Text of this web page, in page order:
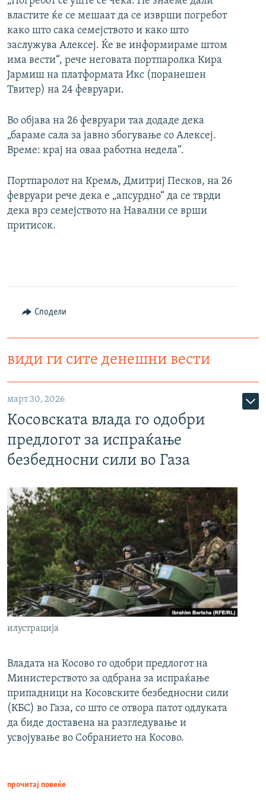
властите ќе се мешаат да се изврши погребот
како што сака семејството и како што
заслужува Алексеј. Ќе ве информираме штом
има вести“, рече неговата портпаролка Кира
Јармиш на платформата Икс (поранешен
Твитер) на 24 февруари.
Во објава на 26 февруари таа додаде дека
„бараме сала за јавно збогување со Алексеј.
Време: крај на оваа работна недела“.
Портпаролот на Кремљ, Дмитриј Песков, на 26
февруари рече дека е „апсурдно“ да се тврди
дека врз семејството на Навални се врши
притисок.
Сподели
види ги сите денешни вести
март 30, 2026
Косовската влада го одобри
предлогот за испраќање
безбедносни сили во Газа
илустрација
Владата на Косово го одобри предлогот на
Министерството за одбрана за испраќање
припадници на Косовските безбедносни сили
(КБС) во Газа, со што се отвора патот одлуката
да биде доставена на разгледување и
усвојување во Собранието на Косово.
прочитај повеќе